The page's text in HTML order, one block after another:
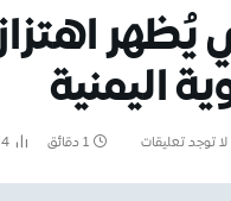
يُظهر
اليمنية
لا توجد تعليقات 1 دقائق